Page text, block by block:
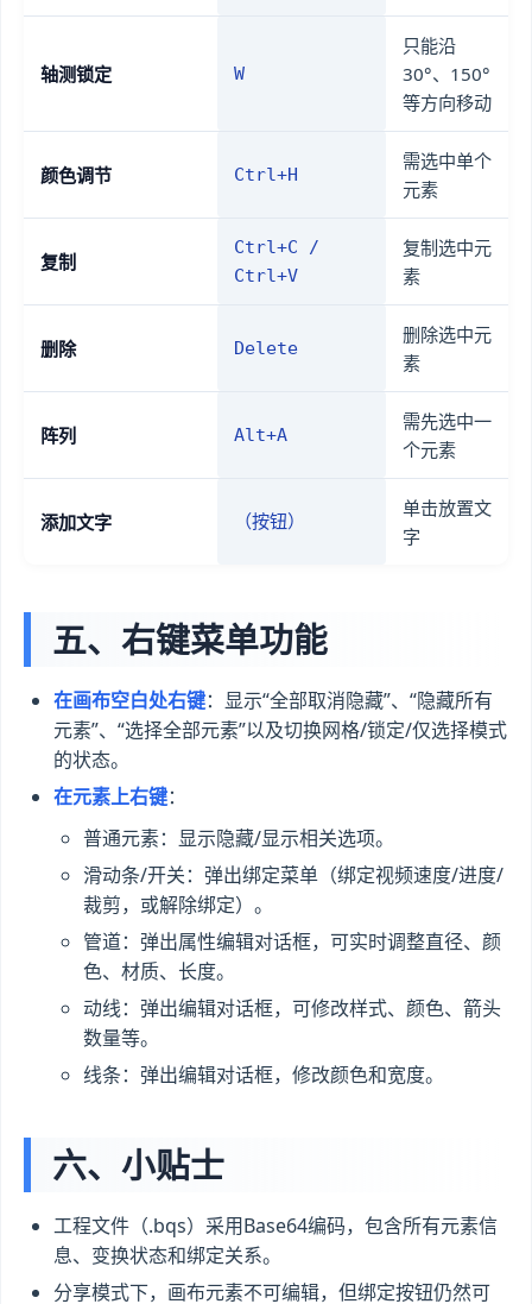
轴测锁定 W
只能沿
30°、150°
等方向移动
颜色调节 Ctrl+H
需选中单个
元素
复制
Ctrl+C /
Ctrl+V
复制选中元
素
删除 Delete
删除选中元
素
阵列 Alt+A
需先选中一
个元素
添加文字 （按钮）
单击放置文
字
五、右键菜单功能
在画布空白处右键：显示“全部取消隐藏”、“隐藏所有
元素”、“选择全部元素”以及切换网格/锁定/仅选择模式
的状态。
在元素上右键：
普通元素：显示隐藏/显示相关选项。
滑动条/开关：弹出绑定菜单（绑定视频速度/进度/
裁剪，或解除绑定）。
管道：弹出属性编辑对话框，可实时调整直径、颜
色、材质、长度。
动线：弹出编辑对话框，可修改样式、颜色、箭头
数量等。
线条：弹出编辑对话框，修改颜色和宽度。
六、小贴士
工程文件（.bqs）采用Base64编码，包含所有元素信
息、变换状态和绑定关系。
分享模式下，画布元素不可编辑，但绑定按钮仍然可